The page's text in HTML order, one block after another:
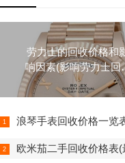
劳力士的回收价格和
响因素(影响劳力士回
价格的因素)
浪琴手表回收价格一览表(最
欧米茄二手回收价格表(最新欧米茄手表回收